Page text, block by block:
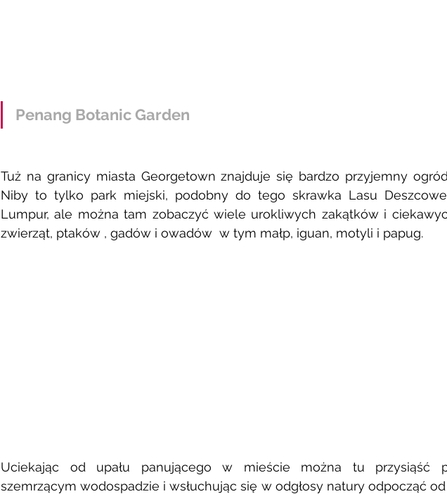
Penang Botanic Garden
Tuż na granicy miasta Georgetown znajduje się bardzo przyjemny
Niby to tylko park miejski, podobny do tego skrawka Lasu
Lumpur, ale można tam zobaczyć wiele urokliwych zakątków i
zwierząt, ptaków , gadów i owadów  w tym małp, iguan, motyli i papug.
Uciekając od upału panującego w mieście można tu przysiąść
szemrzącym wodospadzie i wsłuchując się w odgłosy natury odpocząć